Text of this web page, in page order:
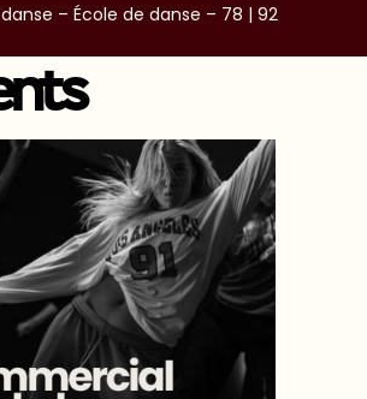
– École de danse – 78 | 92